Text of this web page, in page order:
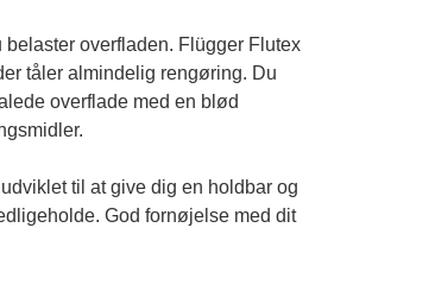
belaster overfladen. Flügger Flutex
tåler almindelig rengøring. Du
overflade med en blød
til at give dig en holdbar og
God fornøjelse med dit